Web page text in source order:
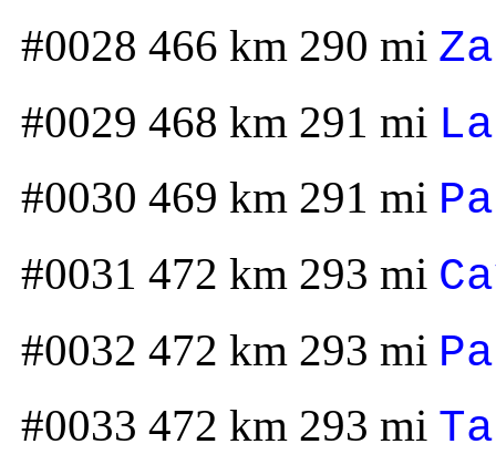
#0028 466 km 290 mi
#0029 468 km 291 mi
#0030 469 km 291 mi
#0031 472 km 293 mi
#0032 472 km 293 mi
#0033 472 km 293 mi